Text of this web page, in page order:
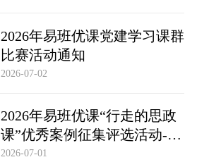
2026年易班优课党建学习课群
比赛活动通知
2026-07-02
2026年易班优课“行走的思政
课”优秀案例征集评选活动-活
动通知
2026-07-01